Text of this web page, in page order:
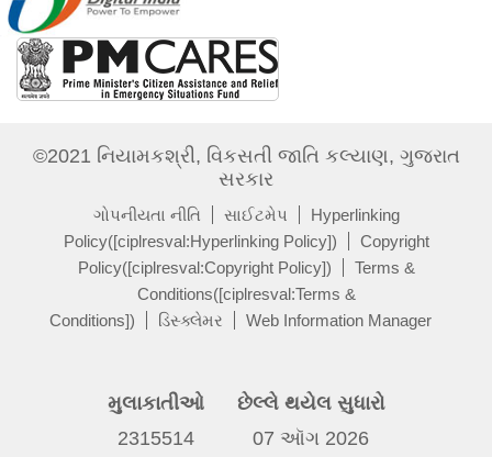
©2021 નિયામકશ્રી, વિકસતી જાતિ કલ્યાણ, ગુજરાત
સરકાર
ગોપનીયતા નીતિ સાઈટમેપ
Hyperlinking
Policy([ciplresval:Hyperlinking Policy])
Copyright
Policy([ciplresval:Copyright Policy])
Terms &
Conditions([ciplresval:Terms &
Conditions])
ડિસ્ક્લેમર Web Information Manager
મુલાકાતીઓ
2315514
છેલ્લે થયેલ સુધારો
07 ઑગ 2026